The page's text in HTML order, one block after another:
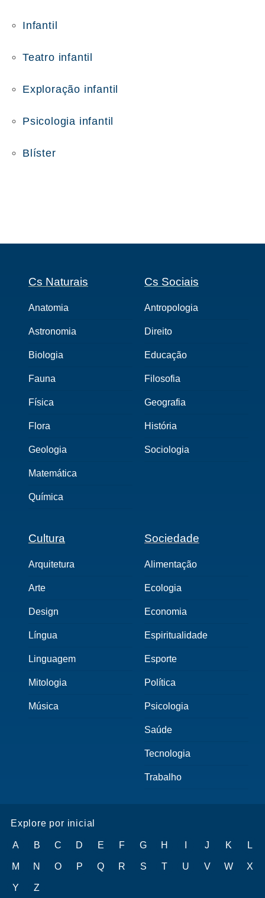
Infantil
Teatro infantil
Exploração infantil
Psicologia infantil
Blíster
Cs Naturais
Anatomia
Astronomia
Biologia
Fauna
Física
Flora
Geologia
Matemática
Química
Cs Sociais
Antropologia
Direito
Educação
Filosofia
Geografia
História
Sociologia
Cultura
Arquitetura
Arte
Design
Língua
Linguagem
Mitologia
Música
Sociedade
Alimentação
Ecologia
Economia
Espiritualidade
Esporte
Política
Psicologia
Saúde
Tecnologia
Trabalho
Explore por inicial
A B C D E F G H J K L
M N O P Q R S T U V W X
Y Z